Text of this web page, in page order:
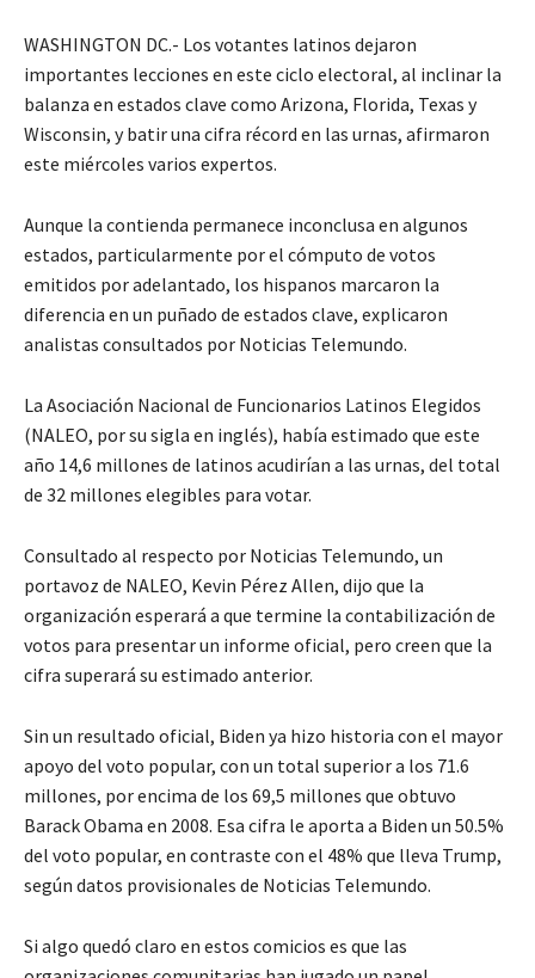
WASHINGTON DC.- Los votantes latinos dejaron
importantes lecciones en este ciclo electoral, al inclinar la
balanza en estados clave como Arizona, Florida, Texas y
Wisconsin, y batir una cifra récord en las urnas, afirmaron
este miércoles varios expertos.
Aunque la contienda permanece inconclusa en algunos
estados, particularmente por el cómputo de votos
emitidos por adelantado, los hispanos marcaron la
diferencia en un puñado de estados clave, explicaron
analistas consultados por Noticias Telemundo.
La Asociación Nacional de Funcionarios Latinos Elegidos
(NALEO, por su sigla en inglés), había estimado que este
año 14,6 millones de latinos acudirían a las urnas, del total
de 32 millones elegibles para votar.
Consultado al respecto por Noticias Telemundo, un
portavoz de NALEO, Kevin Pérez Allen, dijo que la
organización esperará a que termine la contabilización de
votos para presentar un informe oficial, pero creen que la
cifra superará su estimado anterior.
Sin un resultado oficial, Biden ya hizo historia con el mayor
apoyo del voto popular, con un total superior a los 71.6
millones, por encima de los 69,5 millones que obtuvo
Barack Obama en 2008. Esa cifra le aporta a Biden un 50.5%
del voto popular, en contraste con el 48% que lleva Trump,
según datos provisionales de Noticias Telemundo.
Si algo quedó claro en estos comicios es que las